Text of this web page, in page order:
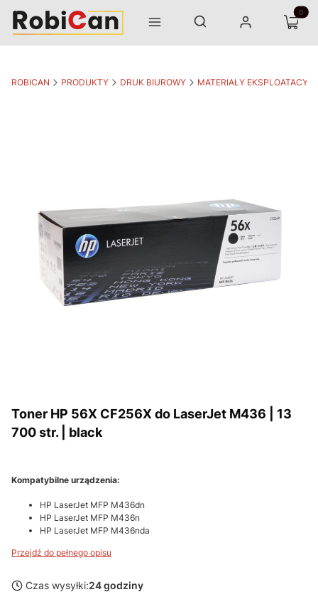
Menu Otwórz wyszukiwarkę
Szukaj Zaloguj się Koszyk
ROBICAN PRODUKTY DRUK BIUROWY MATERIAŁY
Toner HP 56X CF256X do LaserJet M436 | 13
700 str. | black
Kompatybilne urządzenia:
HP LaserJet MFP M436dn
HP LaserJet MFP M436n
HP LaserJet MFP M436nda
Przejdź do pełnego opisu
Czas wysyłki:24 godziny